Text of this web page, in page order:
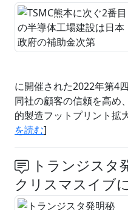
に開催された2022年第4
同社の顧客の信頼を高め
的製造フットプリント拡
を読む]
トランジスタ
クリスマスイブ